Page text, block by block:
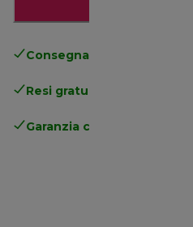
Consegna gratuita standard
Resi gratuiti
Garanzia completa